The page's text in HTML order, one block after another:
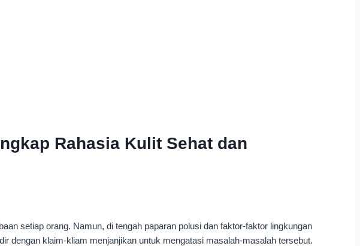
Rahasia Kulit Sehat dan
setiap orang. Namun, di tengah paparan polusi dan faktor-faktor lingkungan
dengan klaim-kliam menjanjikan untuk mengatasi masalah-masalah tersebut.